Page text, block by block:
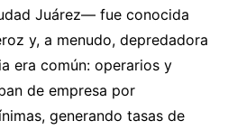
Juárez— fue conocida
y, a menudo, depredadora
era común: operarios y
de empresa por
generando tasas de